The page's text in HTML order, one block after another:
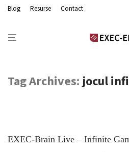
Blog Resurse Contact
Tag Archives:jocul
EXEC-Brain Live – Infinite